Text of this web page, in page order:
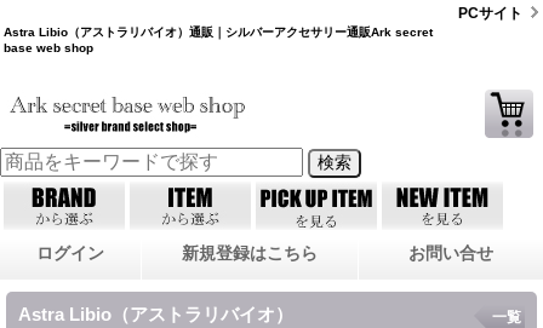
Astra Libio（アストラリバイオ）通販｜シルバーアクセサリー通販Ark secret
base web shop
PCサイト
ログイン 新規登録はこちら お問い合せ
Astra Libio（アストラリバイオ） 一覧